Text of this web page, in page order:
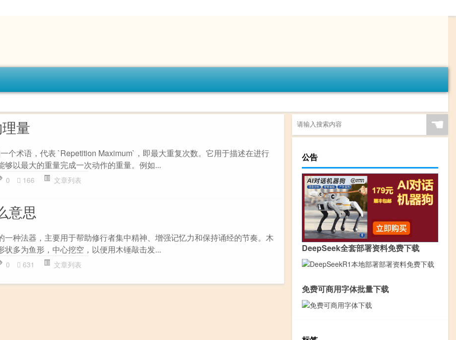
量
个术语，代表 `Repetition Maximum`，即最大重复次数。它用于描述在进行
够以最大的重量完成一次动作的重量。例如...
0 166 文章列表
意思
一种法器，主要用于帮助修行者集中精神、增强记忆力和保持诵经的节奏。木
状多为鱼形，中心挖空，以便用木锤敲击发...
0 631 文章列表
☚
公告
DeepSeek全套部署资料免费下载
免费可商用字体批量下载